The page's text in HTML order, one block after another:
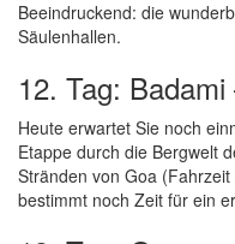
Beeindruckend: die
Säulenhallen.
12. Tag:
Heute erwartet Sie noch
Etappe durch die Bergwelt
Stränden von Goa
bestimmt noch Zeit für ein